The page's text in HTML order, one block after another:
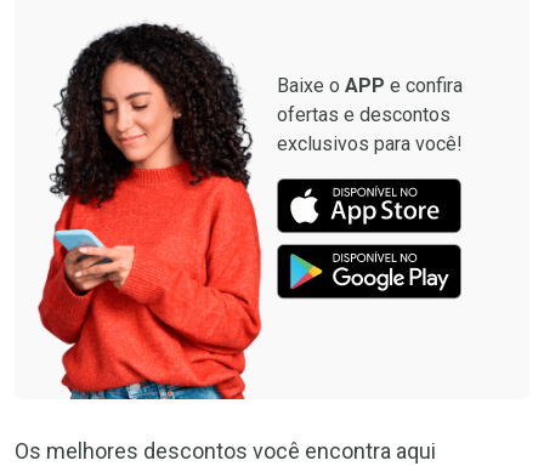
Baixe o APP e confira
ofertas e descontos
exclusivos para você!
Os melhores descontos você encontra aqui